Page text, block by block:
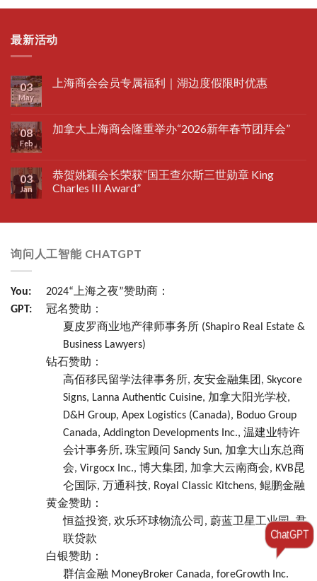
ChatGPT
最新活动
03
May
上海商会会员专属福利｜湖边度假限时优惠
08
Feb
加拿大上海商会隆重举办“2026新年春节团拜会”
03
Jan
恭贺姚颖会长荣获“国王查尔斯三世勋章 King
Charles III Award”
询问人工智能 CHATGPT
You:
2024“上海之夜”赞助商：
GPT:
冠名赞助：
夏皮罗商业地产律师事务所 (Shapiro Real Estate &
Business Lawyers)
钻石赞助：
高佰移民留学法律事务所, 友安金融集团, Skycore
Signs, Lanna Authentic Cuisine, 加拿大阳光学校,
D&H Group, Apex Logistics (Canada), Boduo Group
Canada, Addington Developments Inc., 温建业特许
会计事务所, 珠宝顾问 Sandy Sun, 加拿大山东总商
会, Virgocx Inc., 博大集团, 加拿大云南商会, KVB昆
仑国际, 万通科技, Royal Classic Kitchens, 鲲鹏金融
黄金赞助：
恒益投资, 欢乐环球物流公司, 蔚蓝卫星工业园, 君
联贷款
白银赞助：
群信金融 MoneyBroker Canada, foreGrowth Inc.